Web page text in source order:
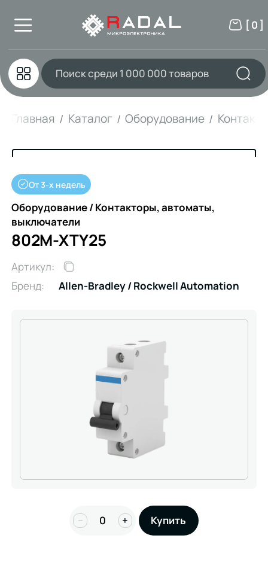
[ 0 ]
Главная Каталог Оборудование
От 3-х недель
Оборудование / Контакторы, автоматы,
выключатели
802M-XTY25
Артикул:
Бренд:
Allen-Bradley / Rockwell Automation
− + Купить